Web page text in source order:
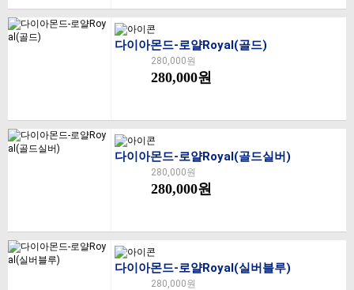
다이아몬드-로얄Royal(골드)
280,000원
280,000원
다이아몬드-로얄Royal(골드실버)
280,000원
280,000원
다이아몬드-로얄Royal(실버블루)
280,000원